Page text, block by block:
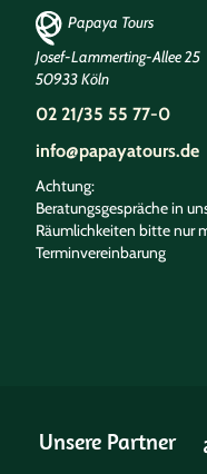
Papaya Tours
Josef-Lammerting-Allee 25
50933 Köln
02 21/35 55 77-0
info@papayatours.de
Achtung:
Beratungsgespräche in
Räumlichkeiten bitte nur
Terminvereinbarung
Unsere Partner